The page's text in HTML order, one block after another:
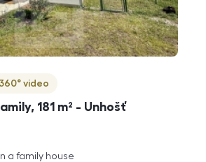
181 m² - Unhošť
video
a family house